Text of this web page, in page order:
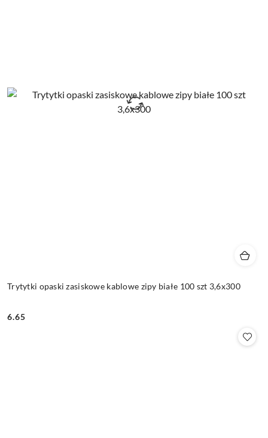
Trytytki opaski zasiskowe kablowe zipy białe 100 szt 3,6x300
Cena:
6.65